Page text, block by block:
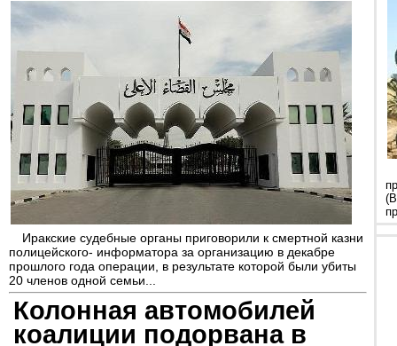
Иракские судебные органы приговорили к смертной казни
полицейского- информатора за организацию в декабре
прошлого года операции, в результате которой были убиты
20 членов одной семьи...
Колонная автомобилей
коалиции подорвана в